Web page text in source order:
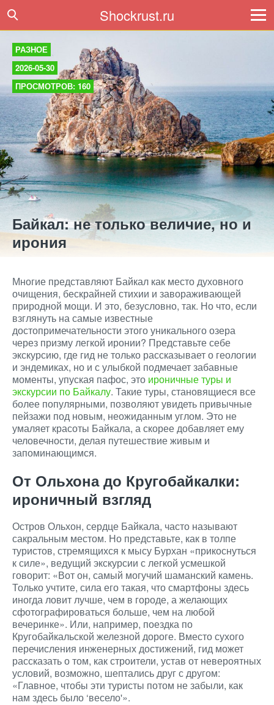
Shockrust.ru
РАЗНОЕ
2026-05-30
ПРОСМОТРОВ: 160
Байкал: не только величие, но и
ирония
Многие представляют Байкал как место духовного
очищения, бескрайней стихии и завораживающей
природной мощи. И это, безусловно, так. Но что, если
взглянуть на самые известные
достопримечательности этого уникального озера
через призму легкой иронии? Представьте себе
экскурсию, где гид не только рассказывает о геологии
и эндемиках, но и с улыбкой подмечает забавные
моменты, упуская пафос, это ироничные туры и
экскурсии по Байкалу. Такие туры, становящиеся все
более популярными, позволяют увидеть привычные
пейзажи под новым, неожиданным углом. Это не
умаляет красоты Байкала, а скорее добавляет ему
человечности, делая путешествие живым и
запоминающимся.
От Ольхона до Кругобайкалки:
ироничный взгляд
Остров Ольхон, сердце Байкала, часто называют
сакральным местом. Но представьте, как в толпе
туристов, стремящихся к мысу Бурхан «прикоснуться
к силе», ведущий экскурсии с легкой усмешкой
говорит: «Вот он, самый могучий шаманский камень.
Только учтите, сила его такая, что смартфоны здесь
иногда ловит лучше, чем в городе, а желающих
сфотографироваться больше, чем на любой
вечеринке». Или, например, поездка по
Кругобайкальской железной дороге. Вместо сухого
перечисления инженерных достижений, гид может
рассказать о том, как строители, устав от невероятных
условий, возможно, шептались друг с другом:
«Главное, чтобы эти туристы потом не забыли, как
нам здесь было ‘весело'».